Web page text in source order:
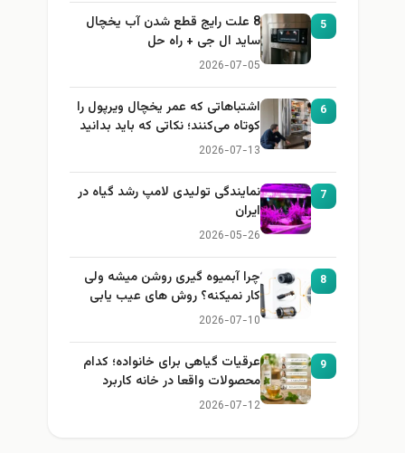
5
8 علت رایج قطع شدن آب یخچال
ساید ال جی + راه حل
2026-07-05
6
اشتباهاتی که عمر یخچال ویرپول را
کوتاه می‌کنند؛ نکاتی که باید بدانید
2026-07-13
7
نمایندگی تولیدی لامپ رشد گیاه در
ایران
2026-05-26
8
چرا آبمیوه گیری روشن میشه ولی
کار نمیکنه؟ روش های عیب یابی
2026-07-10
9
عرقیات گیاهی برای خانواده؛ کدام
محصولات واقعا در خانه کاربرد
دارند؟
2026-07-12